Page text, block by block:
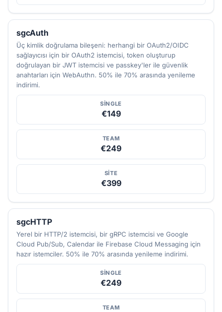
sgcAuth
Üç kimlik doğrulama bileşeni: herhangi bir OAuth2/OIDC
sağlayıcısı için bir OAuth2 istemcisi, token oluşturup
doğrulayan bir JWT istemcisi ve passkey'ler ile güvenlik
anahtarları için WebAuthn. 50% ile 70% arasında yenileme
indirimi.
SINGLE
€149
TEAM
€249
SITE
€399
sgcHTTP
Yerel bir HTTP/2 istemcisi, bir gRPC istemcisi ve Google
Cloud Pub/Sub, Calendar ile Firebase Cloud Messaging için
hazır istemciler. 50% ile 70% arasında yenileme indirimi.
SINGLE
€249
TEAM